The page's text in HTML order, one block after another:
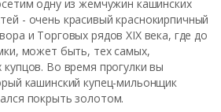
одну из жемчужин кашинских
- очень красивый краснокирпичный
и Торговых рядов XIX века, где до
может быть, тех самых,
Во время прогулки вы
кашинский купец-мильонщик
покрыть золотом.